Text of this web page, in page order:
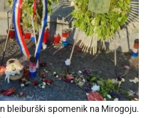
bleiburški spomenik na Mirogoju.